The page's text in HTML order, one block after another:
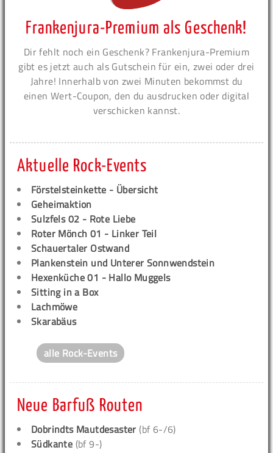
Frankenjura-Premium als Geschenk!
Dir fehlt noch ein Geschenk? Frankenjura-Premium
gibt es jetzt auch als Gutschein für ein, zwei oder drei
Jahre! Innerhalb von zwei Minuten bekommst du
einen Wert-Coupon, den du ausdrucken oder digital
verschicken kannst.
Aktuelle Rock-Events
Förstelsteinkette - Übersicht
Geheimaktion
Sulzfels 02 - Rote Liebe
Roter Mönch 01 - Linker Teil
Schauertaler Ostwand
Plankenstein und Unterer Sonnwendstein
Hexenküche 01 - Hallo Muggels
Sitting in a Box
Lachmöwe
Skarabäus
alle Rock-Events
Neue Barfuß Routen
Dobrindts Mautdesaster (bf 6-/6)
Südkante (bf 9-)